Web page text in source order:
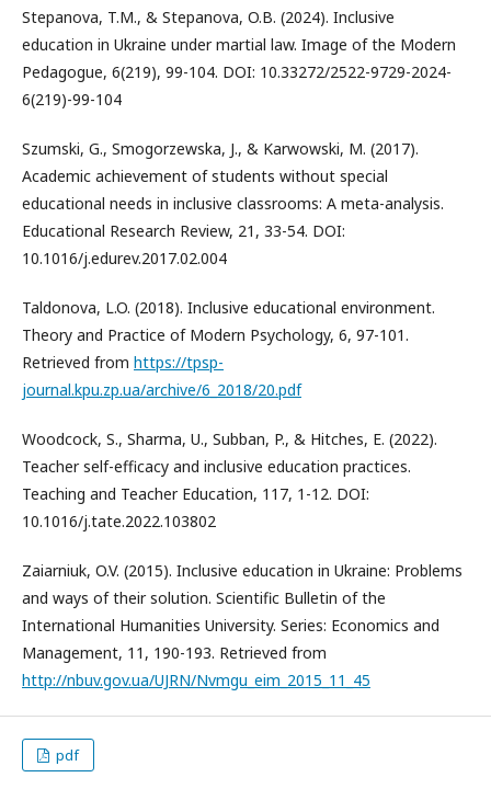
Stepanova, T.M., & Stepanova, O.B. (2024). Inclusive
education in Ukraine under martial law. Image of the Modern
Pedagogue, 6(219), 99-104. DOI: 10.33272/2522-9729-2024-
6(219)-99-104
Szumski, G., Smogorzewska, J., & Karwowski, M. (2017).
Academic achievement of students without special
educational needs in inclusive classrooms: A meta-analysis.
Educational Research Review, 21, 33-54. DOI:
10.1016/j.edurev.2017.02.004
Taldonova, L.O. (2018). Inclusive educational environment.
Theory and Practice of Modern Psychology, 6, 97-101.
Retrieved from https://tpsp-
journal.kpu.zp.ua/archive/6_2018/20.pdf
Woodcock, S., Sharma, U., Subban, P., & Hitches, E. (2022).
Teacher self-efficacy and inclusive education practices.
Teaching and Teacher Education, 117, 1-12. DOI:
10.1016/j.tate.2022.103802
Zaiarniuk, O.V. (2015). Inclusive education in Ukraine: Problems
and ways of their solution. Scientific Bulletin of the
International Humanities University. Series: Economics and
Management, 11, 190-193. Retrieved from
http://nbuv.gov.ua/UJRN/Nvmgu_eim_2015_11_45
pdf